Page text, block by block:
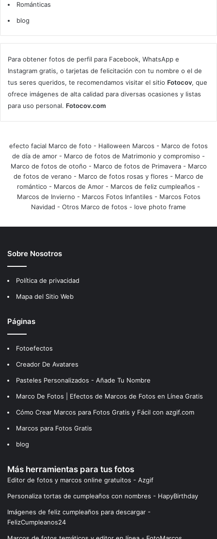
Románticas
blog
Para obtener fotos de perfil para Facebook, WhatsApp e
Instagram gratis, o tarjetas de felicitación con tu nombre o el de
tus seres queridos, te recomendamos visitar el sitio Fotocov, que
ofrece imágenes de alta calidad para diversas ocasiones y listas
para uso personal. Fotocov.com
efecto facial Marco de foto - Halloween Marcos - Marco de fotos
de día de amor - Marco de fotos de Matrimonio y compromiso -
Marco de fotos de otoño - Marco de fotos de Primavera- Marco
de fotos de verano - Marco de fotos rosas y flores - Marco de
romántico - Marcos de Amor - Marcos de feliz cumpleaños -
Marcos de Invierno - Marcos Fotos Infantiles - Marcos Fotos
Navidad - Otros Marco de fotos - love photo frame
Sobre Nosotros
Política de privacidad
Mapa del Sitio Web
Páginas
Fotoefectos
Creador De Avatares
Pasteles Personalizados - Añade Tu Nombre
Marco De Fotos | Efectos de Marcos de Fotos en Línea Gratis
Cómo Crear Marcos para Fotos Gratis y Fácil con azgif.com
Marcos para Fotos Gratis
blog
Más herramientas para tus fotos
Editor de fotos y marcos online gratuitos - Azgif
Personaliza tortas de cumpleaños con nombres - HapyBirthday
Imágenes de feliz cumpleaños para descargar -
FelizCumpleanos24